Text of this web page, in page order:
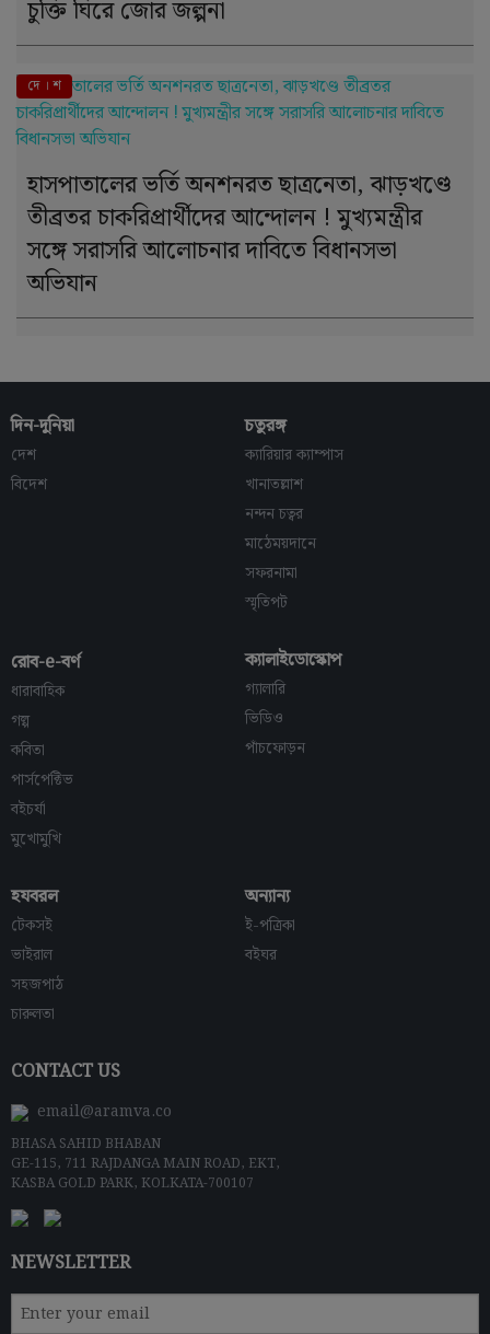
চুক্তি ঘিরে জোর জল্পনা
দে । শ
হাসপাতালের ভর্তি অনশনরত ছাত্রনেতা, ঝাড়খণ্ডে
তীব্রতর চাকরিপ্রার্থীদের আন্দোলন ! মুখ্যমন্ত্রীর
সঙ্গে সরাসরি আলোচনার দাবিতে বিধানসভা
অভিযান
দিন-দুনিয়া
দেশ
বিদেশ
চতুরঙ্গ
ক্যারিয়ার ক্যাম্পাস
খানাতল্লাশ
নন্দন চত্বর
মাঠেময়দানে
সফরনামা
স্মৃতিপট
রোব-e-বর্ণ
ধারাবাহিক
গল্প
কবিতা
পার্সপেক্টিভ
বইচর্যা
মুখোমুখি
ক্যালাইডোস্কোপ
গ্যালারি
ভিডিও
পাঁচফোড়ন
হযবরল
টেকসই
ভাইরাল
সহজপাঠ
চারুলতা
অন্যান্য
ই-পত্রিকা
বইঘর
CONTACT US
email@aramva.co
BHASA SAHID BHABAN
GE-115, 711 RAJDANGA MAIN ROAD, EKT,
KASBA GOLD PARK, KOLKATA-700107
NEWSLETTER